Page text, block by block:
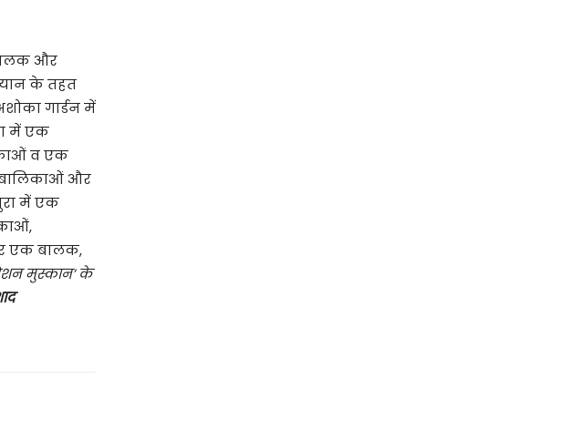
और
के तहत
गार्डन में
में एक
व एक
बालिकाओं और
में एक
एक बालक,
मुस्कान’ के